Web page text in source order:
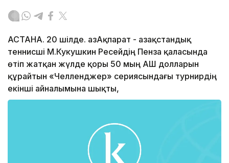
АСТАНА. 20 шілде. ҚазАқпарат - Қазақстандық
теннисші М.Кукушкин Ресейдің Пенза қаласында
өтіп жатқан жүлде қоры 50 мың АҚШ долларын
құрайтын «Челленджер» сериясындағы турнирдің
екінші айналымына шықты,